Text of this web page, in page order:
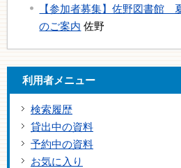
【参加者募集】佐野図書館
のご案内 佐野
利用者メニュー
検索履歴
貸出中の資料
予約中の資料
お気に入り